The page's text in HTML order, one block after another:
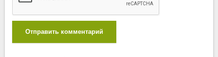
Отправить комментарий